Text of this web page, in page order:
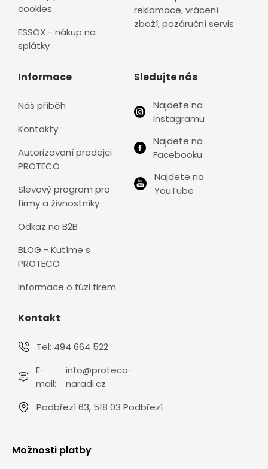
cookies
ESSOX - nákup na
splátky
reklamace, vrácení
zboží, pozáruční servis
Informace
Náš příběh
Kontakty
Autorizovaní prodejci
PROTECO
Slevový program pro
firmy a živnostníky
Odkaz na B2B
BLOG - Kutíme s
PROTECO
Informace o fúzi firem
Sledujte nás
Najdete na
Instagramu
Najdete na
Facebooku
Najdete na
YouTube
Kontakt
Tel: 494 664 522
E-
mail:
info@proteco-
naradi.cz
Podbřezí 63, 518 03 Podbřezí
Možnosti platby